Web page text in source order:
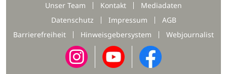
Unser Team Kontakt
Mediadaten
Datenschutz
Impressum
AGB
Barrierefreiheit
Hinweisgebersystem Webjournalist